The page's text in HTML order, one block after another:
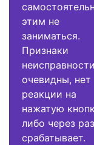
этим не
заниматься.
Признаки
неисправности
очевидны, нет
реакции на
нажатую
либо через раз
срабатывает.